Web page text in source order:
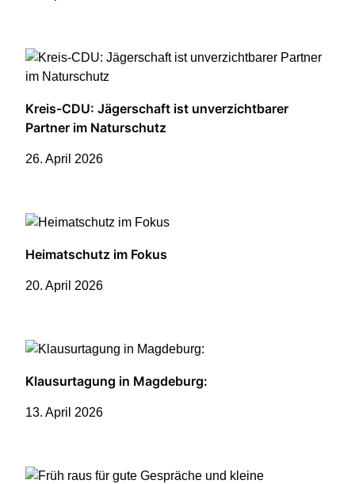
Kreis-CDU: Jägerschaft ist unverzichtbarer
Partner im Naturschutz
26. April 2026
Heimatschutz im Fokus
20. April 2026
Klausurtagung in Magdeburg:
13. April 2026